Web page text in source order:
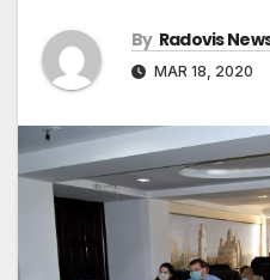
By Radovis
MAR 18, 2020